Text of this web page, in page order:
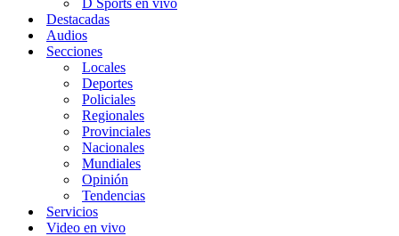
D Sports en vivo
Destacadas
Audios
Secciones
Locales
Deportes
Policiales
Regionales
Provinciales
Nacionales
Mundiales
Opinión
Tendencias
Servicios
Video en vivo